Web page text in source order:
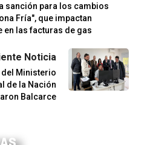
sanción para los cambios
Fría", que impactan
en las facturas de gas
Noticia
Ministerio
de la Nación
Balcarce